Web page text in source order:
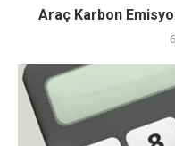
Araç Karbon